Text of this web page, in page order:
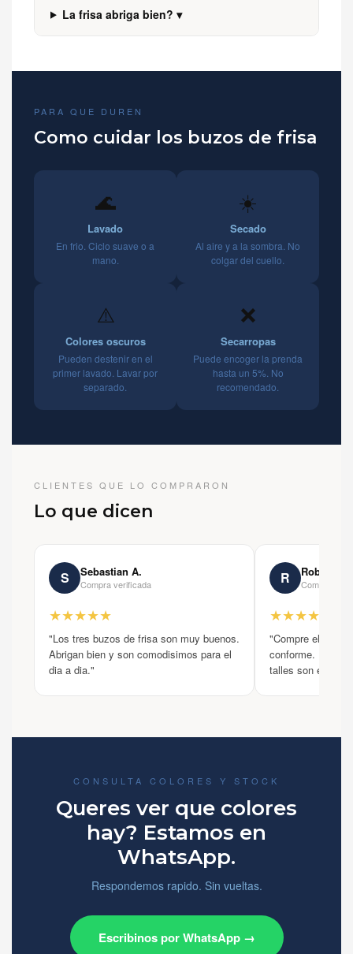
La frisa abriga bien? ▾
PARA QUE DUREN
Como cuidar los buzos de frisa
🌊
Lavado
En frio. Ciclo suave o a
mano.
☀️
Secado
Al aire y a la sombra. No
colgar del cuello.
⚠️
Colores oscuros
Pueden destenir en el
primer lavado. Lavar por
separado.
❌
Secarropas
Puede encoger la prenda
hasta un 5%. No
recomendado.
CLIENTES QUE LO COMPRARON
Lo que dicen
S Sebastian A.
Compra verificada
★★★★★
"Los tres buzos de frisa son muy buenos.
Abrigan bien y son comodisimos para el
dia a dia."
R Roberto
Compra
★★★★★
"Compre el pack
conforme. Los
talles son
CONSULTA COLORES Y STOCK
Queres ver que colores
hay? Estamos en
WhatsApp.
Respondemos rapido. Sin vueltas.
Escribinos por WhatsApp →